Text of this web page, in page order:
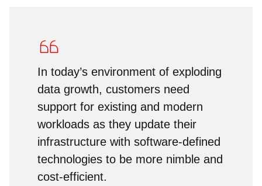
In today’s environment of exploding
data growth, customers need
support for existing and modern
workloads as they update their
infrastructure with software-defined
technologies to be more nimble and
cost-efficient.